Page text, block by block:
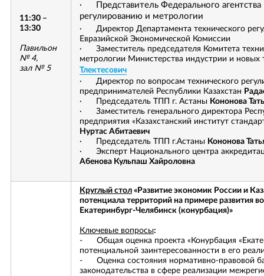
11:30 –
13:30
Павильон
№ 4,
зал № 5
· Представитель Федерального агентства
регулированию и метрологии
· Директор Департамента технического
Евразийской Экономической Комиссии
· Заместитель председателя Комитета
метрологии Министерства индустрии и новых
Тлектесович
· Директор по вопросам технического
предпринимателей Республики Казахстан
· Председатель ТПП г. Астаны Кононова
· Заместитель генерального директора
предприятия «Казахстанский институт
Нуртас Абитаевич
· Председатель ТПП г.Астаны Кононова
· Эксперт Национального центра
Абенова Кульпаш Хайроловна
Круглый стол«Развитие экономик России и
потенциала территорий на примере развития
Екатеринбург-Челябинск (конурбация)»
Ключевые вопросы:
- Общая оценка проекта «Конурбация
потенциальной заинтересованности в его
- Оценка состояния нормативно-правовой
законодательства в сфере реализации